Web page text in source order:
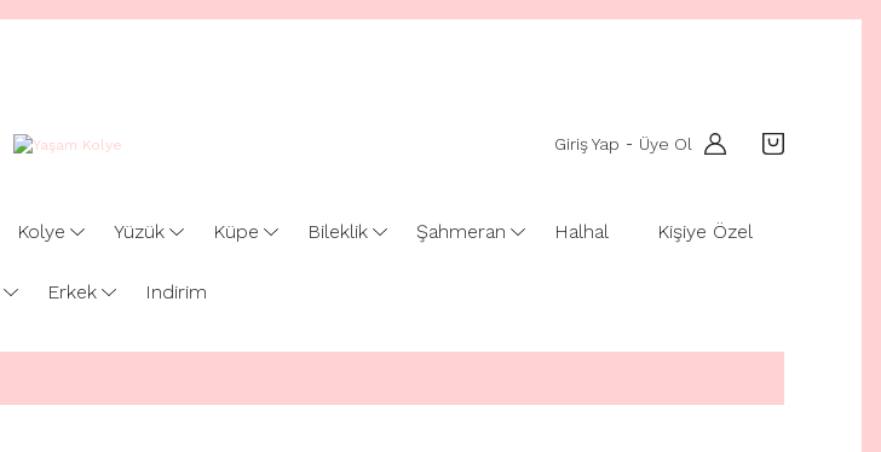
Giriş Yap - Üye Ol
Kolye Yüzük Küpe Bileklik Şahmeran Halhal Kişiye Özel
Erkek Indirim